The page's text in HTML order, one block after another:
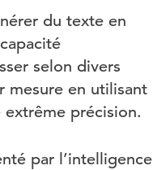
du texte en
selon divers
mesure en utilisant
précision.
par l’intelligence